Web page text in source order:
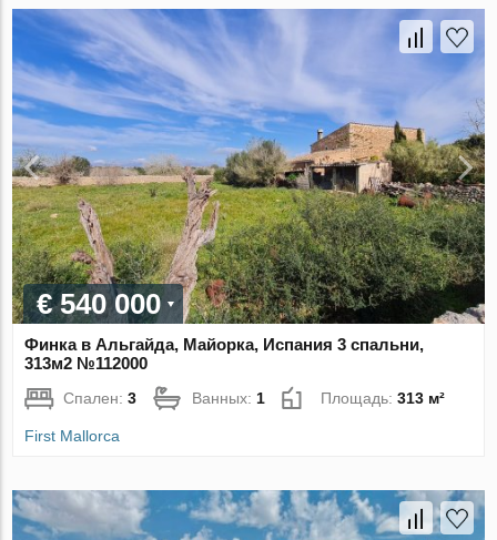
€ 540 000
Финка в Альгайда, Майорка, Испания 3 спальни,
313м2 №112000
Спален:3 Ванных: 1 Площадь:313 м²
First Mallorca